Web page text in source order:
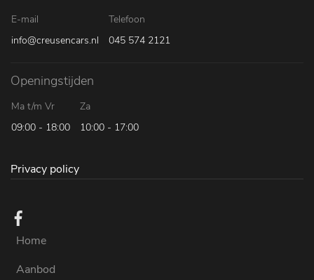
E-mail
info@creusencars.nl
Telefoon
045 574 2121
Openingstijden
Ma t/m Vr
09:00 - 18:00
Za
10:00 - 17:00
Privacy policy
Home
Aanbod